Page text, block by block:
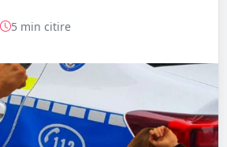
5 min citire